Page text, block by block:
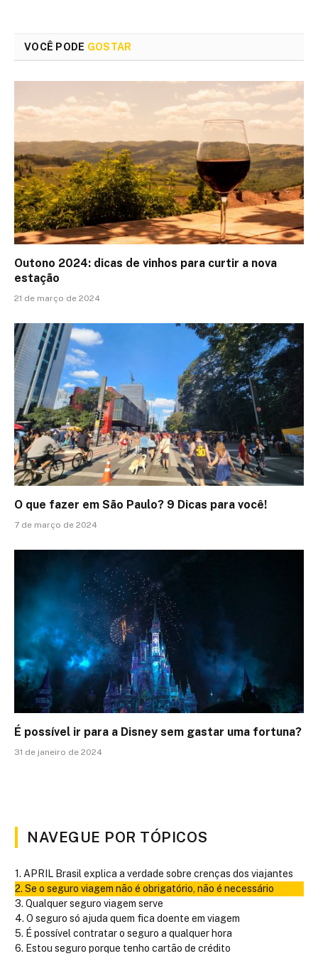
VOCÊ PODE GOSTAR
Outono 2024: dicas de vinhos para curtir a nova
estação
21 de março de 2024
O que fazer em São Paulo? 9 Dicas para você!
7 de março de 2024
É possível ir para a Disney sem gastar uma fortuna?
31 de janeiro de 2024
NAVEGUE POR TÓPICOS
APRIL Brasil explica a verdade sobre crenças dos viajantes
Se o seguro viagem não é obrigatório, não é necessário
Qualquer seguro viagem serve
O seguro só ajuda quem fica doente em viagem
É possível contratar o seguro a qualquer hora
Estou seguro porque tenho cartão de crédito